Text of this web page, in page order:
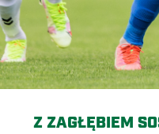
Z ZAGŁĘBIEM